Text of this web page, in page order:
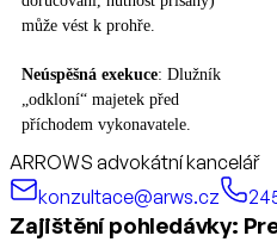
může vést k prohře.
Neúspěšná exekuce: Dlužník
„odkloní“ majetek před
příchodem vykonavatele.
ARROWS advokátní kancelář
konzultace@arws.cz
Zajištění pohledávky: